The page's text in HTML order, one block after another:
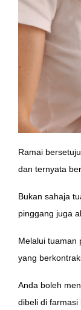
Ramai
dan ternyata
Bukan sahaja
pinggang juga
Melalui tuaman
yang
Anda boleh
dibeli di farmasi